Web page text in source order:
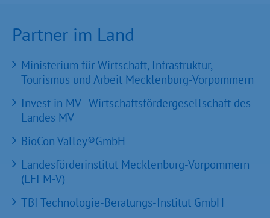
Partner im Land
Ministerium für Wirtschaft, Infrastruktur,
Tourismus und Arbeit Mecklenburg-Vorpommern
Invest in MV - Wirtschaftsfördergesellschaft des
Landes MV
BioCon Valley®GmbH
Landesförderinstitut Mecklenburg-Vorpommern
(LFI M-V)
TBI Technologie-Beratungs-Institut GmbH